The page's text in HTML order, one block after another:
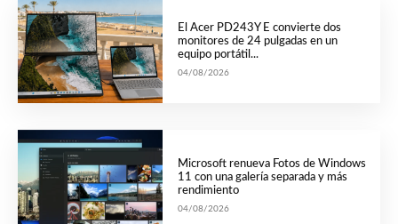
El Acer PD243Y E convierte dos
monitores de 24 pulgadas en un
equipo portátil...
04/08/2026
Microsoft renueva Fotos de Windows
11 con una galería separada y más
rendimiento
04/08/2026